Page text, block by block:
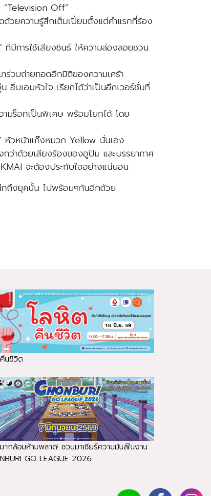
Off”
วยความรู้สึกเต็มเปี่ยมตั้งแต่คำแรกที่ร้อง
มีการใช้เสียงซินธ์ ให้ความล่องลอยชวน
วมถ่ายทอดอีกมิติของความเศร้า
มเอมหัวใจ เรียกได้ว่าเป็นอีกเวอร์ชั่นที่
มร็อกเป็นพิเศษ พร้อมโยกได้ โดย
หัวหน้าแก๊งหมวก Yellow นั่นเอง
ว่าด้วยเสียงร้องของอูปิม และบรรยากาศ
จะต้องประทับใจอย่างแน่นอน
กถึงยุคนั้น ไปพร้อมๆกันอีกด้วย
นชีวิต
ากล้อมห้ามพลาด! ชวนมาเชียร์ความมันส์ในงาน
GO LEAGUE 2026